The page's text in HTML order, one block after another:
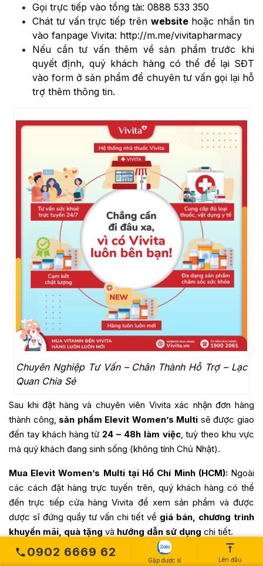
Gọi trực tiếp vào tổng tài: 0888 533 350
Chát tư vấn trực tiếp trên websitehoặc nhắn tin
vào fanpage Vivita: http://m.me/vivitapharmacy
Nếu cần tư vấn thêm về sản phẩm trước khi
quyết định, quý khách hàng có thể để lại SĐT
vào form ở sản phẩm để chuyên tư vấn gọi lại hỗ
trợ thêm thông tin.
Chuyên Nghiệp Tư Vấn – Chân Thành Hỗ Trợ – Lạc
Quan Chia Sẻ
Sau khi đặt hàng và chuyên viên Vivita xác nhận đơn hàng
thành công, sản phẩm Elevit Women’s Multi sẽ được giao
đến tay khách hàng từ 24 – 48h làm việc, tuỳ theo khu vực
mà quý khách đang sinh sống (không tính Chủ Nhật).
Mua Elevit Women’s Multi tại Hồ Chí Minh (HCM):Ngoài
các cách đặt hàng trực tuyến trên, quý khách hàng có thể
đến trực tiếp cửa hàng Vivita để xem sản phẩm và được
dược sĩ đứng quầy tư vấn chi tiết về giá bán, chương trình
khuyến mãi, quà tặng và hướng dẫn sử dụng chi tiết.
0902 6669 62
Gặp dược sĩ Lên đầu